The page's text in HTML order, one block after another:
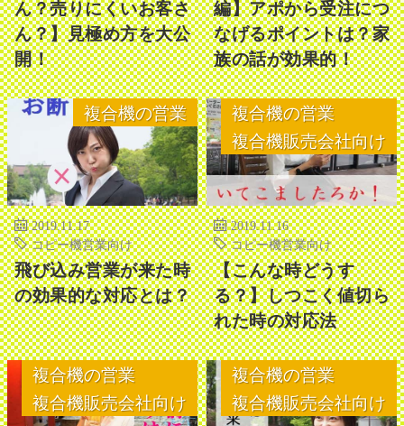
ん？売りにくいお客さ
ん？】見極め方を大公
開！
編】アポから受注につ
なげるポイントは？家
族の話が効果的！
複合機の営業
2019.11.17
コピー機営業向け
飛び込み営業が来た時
の効果的な対応とは？
複合機の営業
複合機販売会社向け
2019.11.16
コピー機営業向け
【こんな時どうす
る？】しつこく値切ら
れた時の対応法
複合機の営業
複合機販売会社向け
複合機の営業
複合機販売会社向け